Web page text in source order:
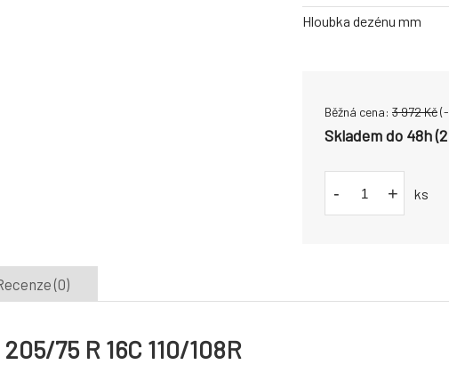
Hloubka dezénu mm
Běžná cena: 3 972Kč(-
Skladem do 48h
- + ks
(0)
75 R 16C 110/108R